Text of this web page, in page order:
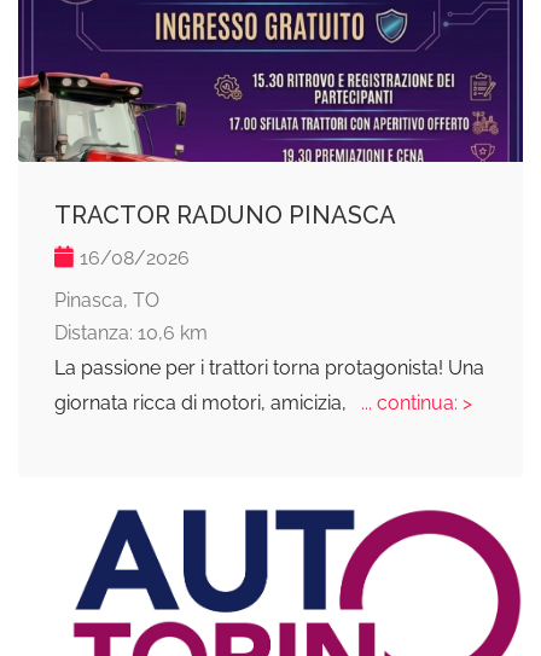
TRACTOR RADUNO PINASCA
16/08/2026
Pinasca, TO
Distanza: 10,6 km
La passione per i trattori torna protagonista! Una
giornata ricca di motori, amicizia,
... continua: >